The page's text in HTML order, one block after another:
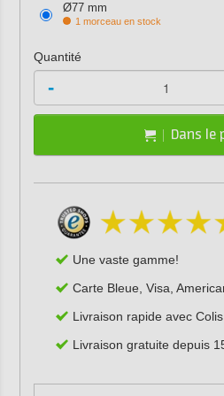
Ø77 mm
1 morceau en stock
Quantité
-
Dans le
Une vaste gamme!
Carte Bleue, Visa,
Livraison rapide avec
Livraison gratuite depuis